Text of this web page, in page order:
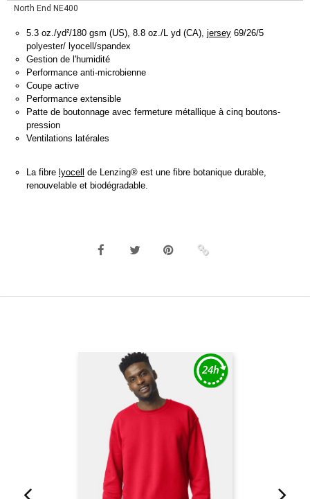
North End NE400
5.3 oz./yd²/180 gsm (US), 8.8 oz./L yd (CA), jersey 69/26/5
polyester/ lyocell/spandex
Gestion de l'humidité
Performance anti-microbienne
Coupe active
Performance extensible
Patte de boutonnage avec fermeture métallique à cinq boutons-
pression
Ventilations latérales
La fibre lyocell
de Lenzing® est une fibre botanique durable,
renouvelable et biodégradable.